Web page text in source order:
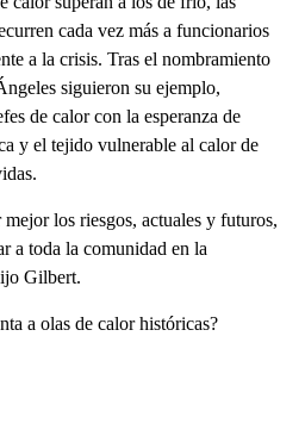
cada vez más a funcionarios
a la crisis. Tras el nombramiento
siguieron su ejemplo,
de calor con la esperanza de
y el tejido vulnerable al calor de
los riesgos, actuales y futuros,
a toda la comunidad en la
Gilbert.
a olas de calor históricas?